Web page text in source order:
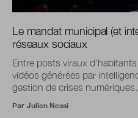
Le mandat municipal (et
réseaux sociaux
Entre posts viraux
vidéos générées par
gestion de crises numériques...
Par Julien Nessi